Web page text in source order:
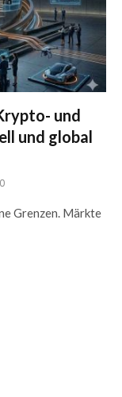
und
und global
0
Grenzen. Märkte